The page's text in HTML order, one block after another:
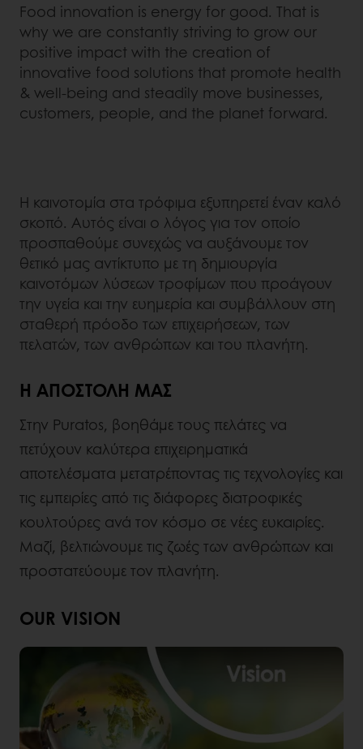
Food innovation is energy for good. That is
why we are constantly striving to grow our
positive impact with the creation of
innovative food solutions that promote health
& well-being and steadily move businesses,
customers, people, and the planet forward.
Η καινοτομία στα τρόφιμα εξυπηρετεί έναν καλό
σκοπό. Αυτός είναι ο λόγος για τον οποίο
προσπαθούμε συνεχώς να αυξάνουμε τον
θετικό μας αντίκτυπο με τη δημιουργία
καινοτόμων λύσεων τροφίμων που προάγουν
την υγεία και την ευημερία και συμβάλλουν στη
σταθερή πρόοδο των επιχειρήσεων, των
πελατών, των ανθρώπων και του πλανήτη.
Η ΑΠΟΣΤΟΛΉ ΜΑΣ
Στην Puratos, βοηθάμε τους πελάτες να
πετύχουν καλύτερα επιχειρηματικά
αποτελέσματα μετατρέποντας τις τεχνολογίες και
τις εμπειρίες από τις διάφορες διατροφικές
κουλτούρες ανά τον κόσμο σε νέες ευκαιρίες.
Μαζί, βελτιώνουμε τις ζωές των ανθρώπων και
προστατεύουμε τον πλανήτη.
OUR VISION